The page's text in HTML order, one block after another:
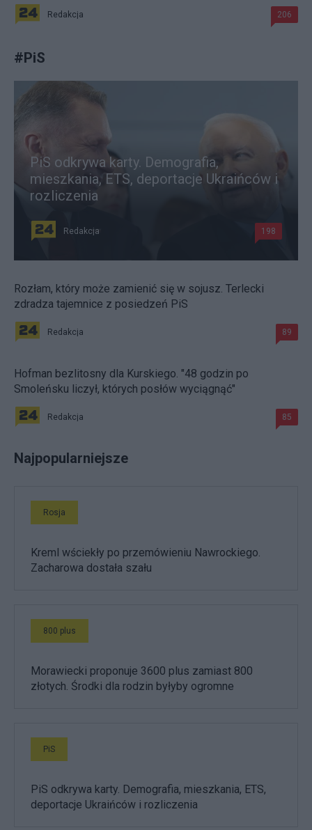
Redakcja 206
#PiS
PiS odkrywa karty. Demografia,
mieszkania, ETS, deportacje Ukraińców i
rozliczenia
Redakcja 198
Rozłam, który może zamienić się w sojusz. Terlecki
zdradza tajemnice z posiedzeń PiS
Redakcja 89
Hofman bezlitosny dla Kurskiego. "48 godzin po
Smoleńsku liczył, których posłów wyciągnąć"
Redakcja 85
Najpopularniejsze
Rosja
Kreml wściekły po przemówieniu Nawrockiego.
Zacharowa dostała szału
800 plus
Morawiecki proponuje 3600 plus zamiast 800
złotych. Środki dla rodzin byłyby ogromne
PiS
PiS odkrywa karty. Demografia, mieszkania, ETS,
deportacje Ukraińców i rozliczenia